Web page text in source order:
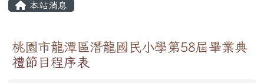
本站消息
桃園市龍潭區潛龍國民小學第58屆畢業典
禮節目程序表